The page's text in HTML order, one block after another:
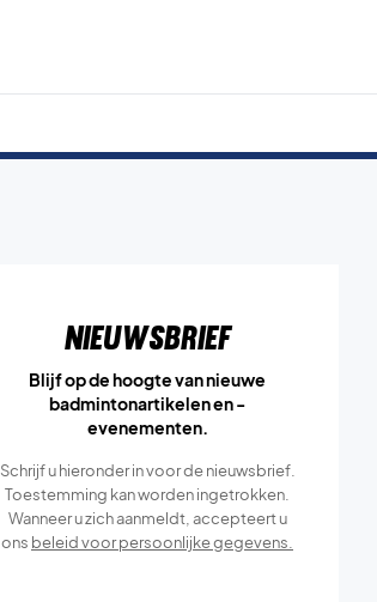
Nieuwsbrief
Blijf op de hoogte van nieuwe
badmintonartikelen en -
evenementen.
Schrijf u hieronder in voor de nieuwsbrief.
Toestemming kan worden ingetrokken.
Wanneer u zich aanmeldt, accepteert u
ons beleid voor persoonlijke gegevens.